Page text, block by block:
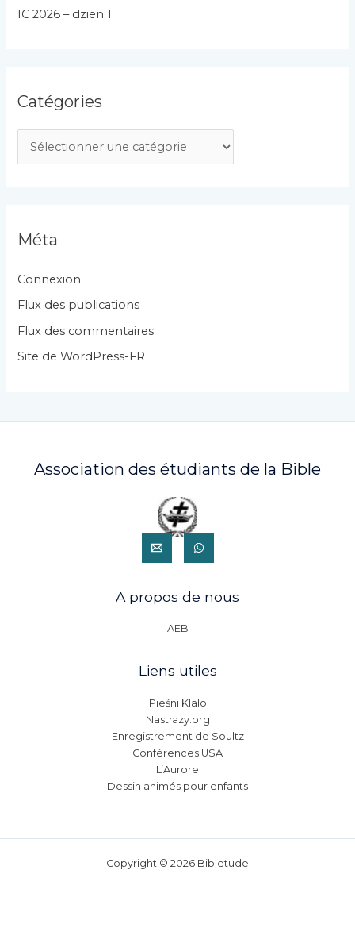
IC 2026 – dzien 1
Catégories
a
g
r
i
e
Méta
Connexion
Flux des publications
Flux des commentaires
Site de WordPress-FR
Association des étudiants de la Bible
A propos de nous
AEB
Liens utiles
Pieśni Klalo
Nastrazy.org
Enregistrement de Soultz
Conférences USA
L’Aurore
Dessin animés pour enfants
Copyright © 2026 Bibletude